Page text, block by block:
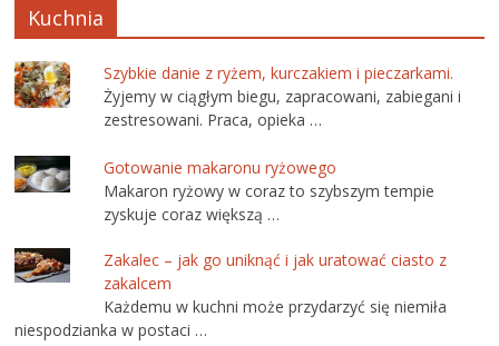
Kuchnia
Szybkie danie z ryżem, kurczakiem i pieczarkami.
Żyjemy w ciągłym biegu, zapracowani, zabiegani i
zestresowani. Praca, opieka …
Gotowanie makaronu ryżowego
Makaron ryżowy w coraz to szybszym tempie
zyskuje coraz większą …
Zakalec – jak go uniknąć i jak uratować ciasto z
zakalcem
Każdemu w kuchni może przydarzyć się niemiła
niespodzianka w postaci …